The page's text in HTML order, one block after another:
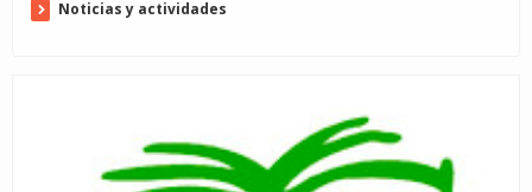
Noticias y actividades